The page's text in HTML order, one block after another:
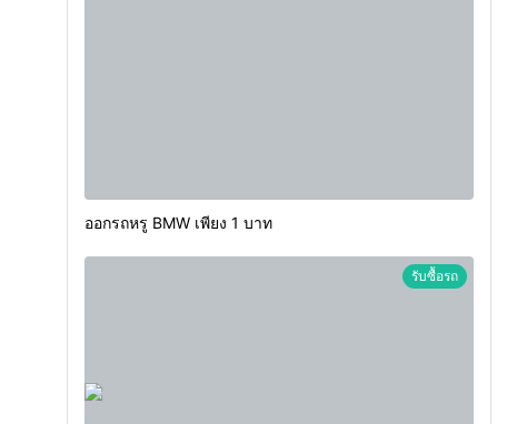
ออกรถหรู BMW เพียง 1 บาท
รับซื้อรถ